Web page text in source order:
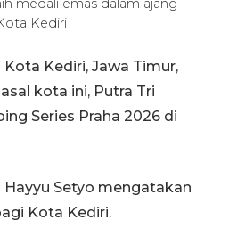
medali emas dalam ajang
Kediri
Kediri, Jawa Timur,
kota ini, Putra Tri
Series Praha 2026 di
Setyo mengatakan
Kota Kediri.